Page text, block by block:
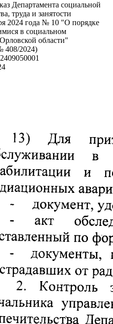
Департамента социальной
труда и занятости
2024 года № 10 "О порядке
в социальном
области"
408/2024)